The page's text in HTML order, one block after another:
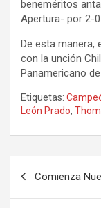
beneméritos
Apertura- por 2-
De esta manera,
con la unción
Panamericano
Etiquetas:
León Prado,
Comienza